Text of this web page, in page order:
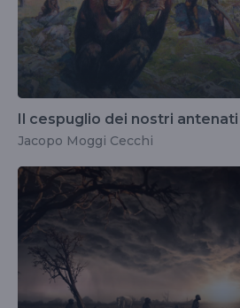
Il cespuglio dei nostri
Jacopo Moggi Cecchi